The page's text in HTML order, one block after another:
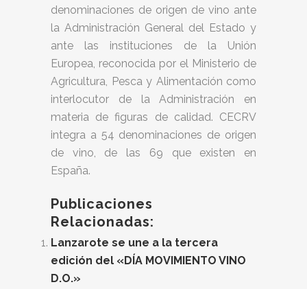
denominaciones de origen de vino ante
la Administración General del Estado y
ante las instituciones de la Unión
Europea, reconocida por el Ministerio de
Agricultura, Pesca y Alimentación como
interlocutor de la Administración en
materia de figuras de calidad. CECRV
integra a 54 denominaciones de origen
de vino, de las 69 que existen en
España.
Publicaciones
Relacionadas:
Lanzarote se une a la tercera
edición del «DÍA MOVIMIENTO VINO
D.O.»